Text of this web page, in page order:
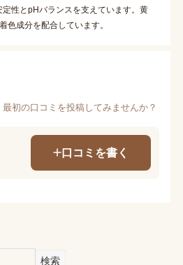
性とpHバランスを支えています。黄
色成分を配合しています。
初の口コミを投稿してみませんか？
口コミを書く
検索